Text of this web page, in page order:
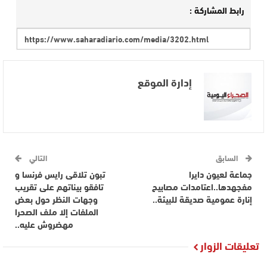
رابط المشاركة :
إدارة الموقع
السابق
جماعة لعيون دايرا
مفجهدها..اعتامدات مصابيح
إنارة عمومية صديقة للبيئة..
التالي
تبون تلاقى رايس فرنسا و
تافقو بيناتهم على تقريب
وجهات النظر حول بعض
الملفات إلا ملف الصحرا
مهضروش عليه..
تعليقات الزوار